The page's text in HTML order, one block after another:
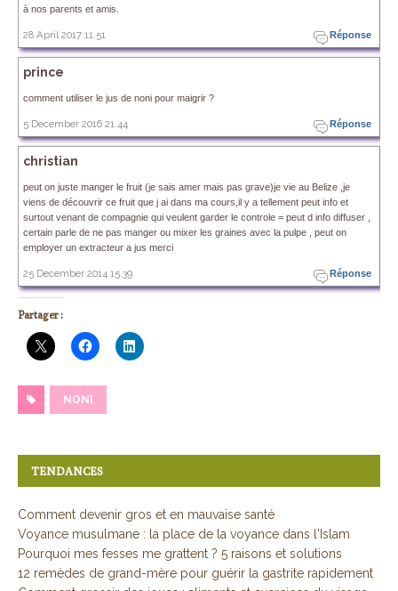
à nos parents et amis.
Réponse
28 April 2017 11.51
prince
comment utiliser le jus de noni pour maigrir ?
Réponse
5 December 2016 21.44
christian
peut on juste manger le fruit (je sais amer mais pas grave)je vie au Belize ,je
viens de découvrir ce fruit que j ai dans ma cours,il y a tellement peut info et
surtout venant de compagnie qui veulent garder le controle = peut d info diffuser ,
certain parle de ne pas manger ou mixer les graines avec la pulpe , peut on
employer un extracteur a jus merci
Réponse
25 December 2014 15.39
Partager :
NONI
TENDANCES
Comment devenir gros et en mauvaise santé
Voyance musulmane : la place de la voyance dans l'Islam
Pourquoi mes fesses me grattent ? 5 raisons et solutions
12 remèdes de grand-mère pour guérir la gastrite rapidement